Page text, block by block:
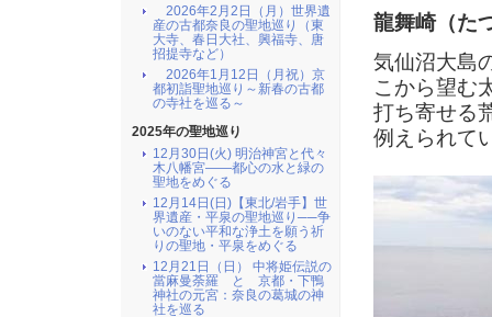
龍舞崎（た
気仙沼大島
こから望む
打ち寄せる
例えられて
2026年2月2日（月）世界遺
産の古都奈良の聖地巡り（東
大寺、春日大社、興福寺、唐
招提寺など）
2026年1月12日（月祝）京
都初詣聖地巡り～新春の古都
の寺社を巡る～
2025年の聖地巡り
12月30日(火) 明治神宮と代々
木八幡宮――都心の水と緑の
聖地をめぐる
12月14日(日)【東北/岩手】世
界遺産・平泉の聖地巡り──争
いのない平和な浄土を願う祈
りの聖地・平泉をめぐる
12月21日（日） 中将姫伝説の
當麻曼荼羅 と 京都・下鴨
神社の元宮：奈良の葛城の神
社を巡る